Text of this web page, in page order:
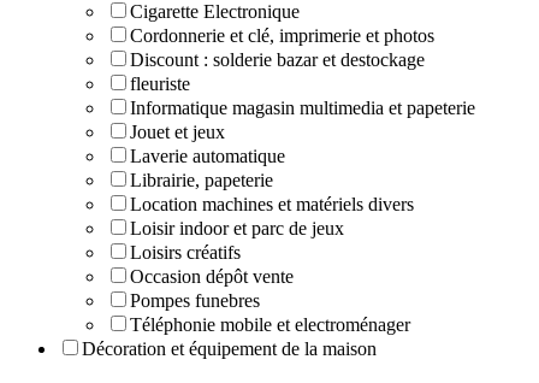
Cigarette Electronique
Cordonnerie et clé, imprimerie et photos
Discount : solderie bazar et destockage
fleuriste
Informatique magasin multimedia et papeterie
Jouet et jeux
Laverie automatique
Librairie, papeterie
Location machines et matériels divers
Loisir indoor et parc de jeux
Loisirs créatifs
Occasion dépôt vente
Pompes funebres
Téléphonie mobile et electroménager
Décoration et équipement de la maison